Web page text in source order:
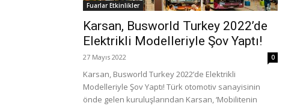
Fuarlar Etkinlikler
Karsan, Busworld Turkey 2022’de
Elektrikli Modelleriyle Şov Yaptı!
27 Mayıs 2022 0
Karsan, Busworld Turkey 2022’de Elektrikli
Modelleriyle Şov Yaptı! Türk otomotiv sanayisinin
önde gelen kuruluşlarından Karsan, ‘Mobilitenin